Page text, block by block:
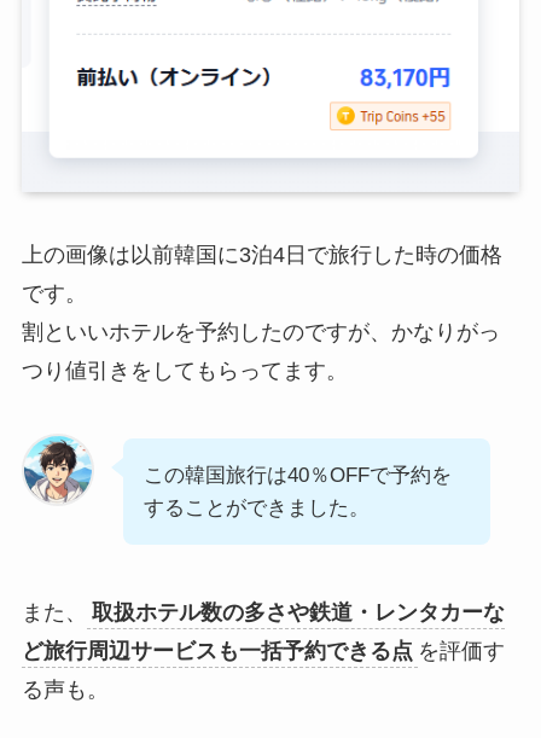
上の画像は以前韓国に3泊4日で旅行した時の価格
です。
割といいホテルを予約したのですが、かなりがっ
つり値引きをしてもらってます。
この韓国旅行は40％OFFで予約を
することができました。
また、
取扱ホテル数の多さや鉄道・レンタカーな
ど旅行周辺サービスも一括予約できる点 を評価す
る声も。